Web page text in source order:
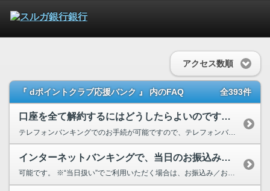
アクセス数順
『 dポイントクラブ応援バンク 』 内のFAQ 全393件
口座を全て解約するにはどうしたらよいのですか？
テレフォンバンキングでのお手続が可能ですので、テレフォンバンキングの第１暗証番号・第２暗証...
インターネットバンキングで、当日のお振込み／お振替えはできますか？
可能です。 ※“当日扱い”でご利用いただく場合は、お振込み／お振替え画面の入力項目「...